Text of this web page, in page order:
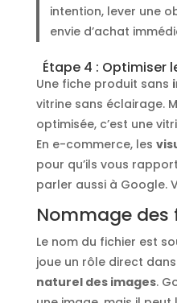
intention, lever une
envie d’achat
Étape 4 : Optimiser
Une fiche produit sans
vitrine sans éclairage.
optimisée, c’est une
En e-commerce, les
pour qu’ils vous
parler aussi à Google.
Nommage des
Le nom du fichier est
joue un rôle direct
naturel des images.